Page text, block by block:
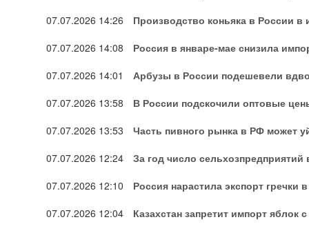
07.07.2026 14:26
Производство коньяка в России в
07.07.2026 14:08
Россия в январе-мае снизила
07.07.2026 14:01
Арбузы в России подешевели
07.07.2026 13:58
В России подскочили оптовые
07.07.2026 13:53
Часть пивного рынка в РФ может
07.07.2026 12:24
За год число сельхозпредприятий
07.07.2026 12:10
Россия нарастила экспорт
07.07.2026 12:04
Казахстан запретит импорт яблок